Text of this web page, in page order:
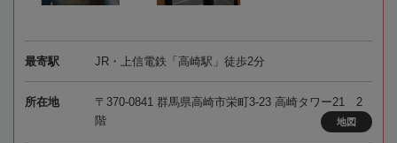
最寄駅 JR・上信電鉄「高崎駅」徒歩2分
所在地
〒370-0841 群馬県高崎市栄町3-23 高崎タワー21 2
階
地図